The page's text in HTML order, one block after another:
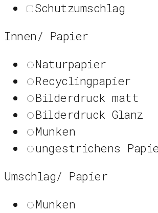
Schutzumschlag
Innen/ Papier
Naturpapier
Recyclingpapier
Bilderdruck matt
Bilderdruck Glanz
Munken
ungestrichens
Umschlag/ Papier
Munken